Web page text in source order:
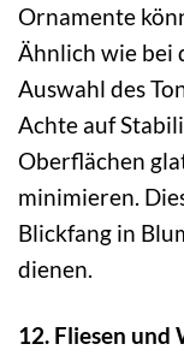
Ornamente
Ähnlich wie bei
Auswahl des
Achte auf
Oberflächen
minimieren.
Blickfang in
dienen.
12. Fliesen und